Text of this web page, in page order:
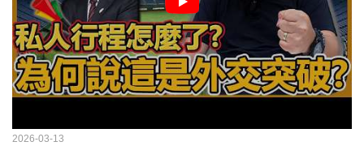
2026-03-13